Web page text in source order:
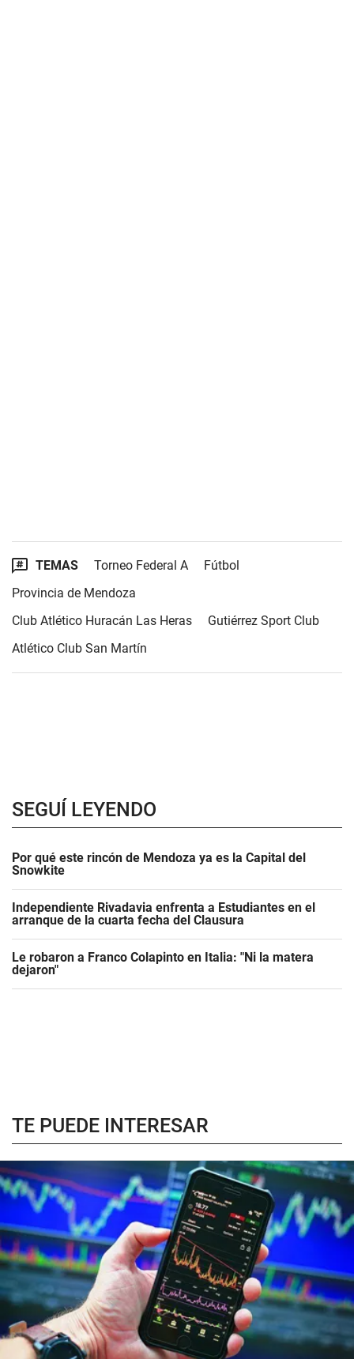
TEMAS Torneo Federal A
Fútbol
Provincia de Mendoza
Club Atlético Huracán Las Heras
Gutiérrez Sport Club
Atlético Club San Martín
SEGUÍ LEYENDO
Por qué este rincón de Mendoza ya es la Capital del
Snowkite
Independiente Rivadavia enfrenta a Estudiantes en el
arranque de la cuarta fecha del Clausura
Le robaron a Franco Colapinto en Italia: "Ni la matera
dejaron"
TE PUEDE INTERESAR